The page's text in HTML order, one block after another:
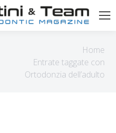
Home
Entrate taggate con
Ortodonzia dell’adulto